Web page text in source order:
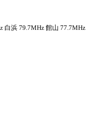
白浜 79.7MHz 館山 77.7MHz